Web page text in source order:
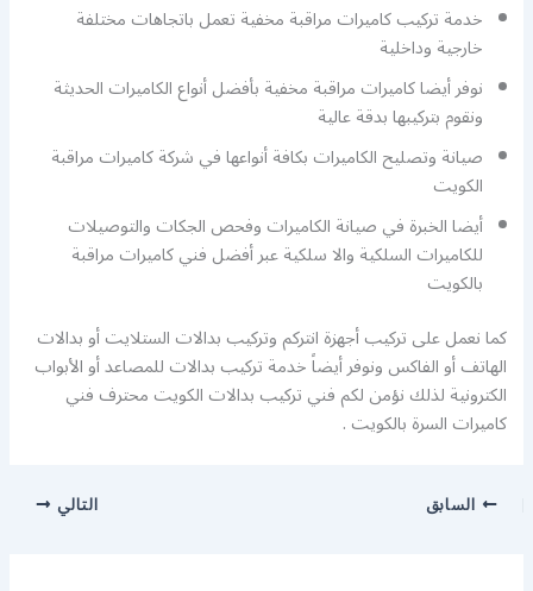
خدمة تركيب كاميرات مراقبة مخفية تعمل باتجاهات مختلفة
خارجية وداخلية
نوفر أيضا كاميرات مراقبة مخفية بأفضل أنواع الكاميرات الحديثة
ونقوم بتركيبها بدقة عالية
صيانة وتصليح الكاميرات بكافة أنواعها في شركة كاميرات مراقبة
الكويت
أيضا الخبرة في صيانة الكاميرات وفحص الجكات والتوصيلات
للكاميرات السلكية والا سلكية عبر أفضل فني كاميرات مراقبة
بالكويت
كما نعمل على تركيب أجهزة انتركم وتركيب بدالات الستلايت أو بدالات
الهاتف أو الفاكس ونوفر أيضاً خدمة تركيب بدالات للمصاعد أو الأبواب
الكترونية لذلك نؤمن لكم فني تركيب بدالات الكويت محترف فني
كاميرات السرة بالكويت .
السابق التالي